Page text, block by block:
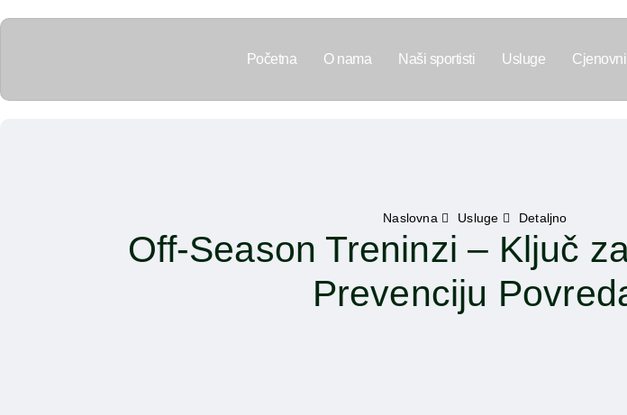
Početna O nama Naši sportisti Usluge
Naslovna Usluge Detaljno
Off-Season Treninzi – Ključ
Prevenciju